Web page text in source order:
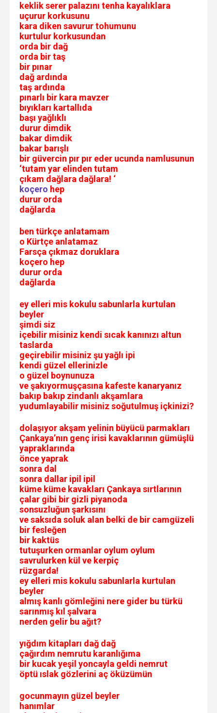
keklik serer palazını tenha kayalıklara
uçurur korkusunu
kara diken savurur tohumunu
kurtulur korkusundan
orda bir dağ
orda bir taş
bir pınar
dağ ardında
taş ardında
pınarlı bir kara mavzer
bıyıkları kartallıda
başı yağlıklı
durur dimdik
bakar dimdik
bakar barışlı
bir güvercin pır pır eder ucunda namlusunun
‘tutam yar elinden tutam
çıkam dağlara dağlara! ‘
koçero hep
durur orda
dağlarda
ben türkçe anlatamam
o Kürtçe anlatamaz
Farsça çıkmaz doruklara
koçero hep
durur orda
dağlarda
ey elleri mis kokulu sabunlarla kurtulan
beyler
şimdi siz
içebilir misiniz kendi sıcak kanınızı altun
taslarda
geçirebilir misiniz şu yağlı ipi
kendi güzel ellerinizle
o güzel boynunuza
ve şakıyormuşçasına kafeste kanaryanız
bakıp bakıp zindanlı akşamlara
yudumlayabilir misiniz soğutulmuş içkinizi?
dolaşıyor akşam yelinin büyücü parmakları
Çankaya’nın genç irisi kavaklarının gümüşlü
yapraklarında
önce yaprak
sonra dal
sonra dallar ipil ipil
küme küme kavakları Çankaya sırtlarının
çalar gibi bir gizli piyanoda
sonsuzluğun şarkısını
ve saksıda soluk alan belki de bir camgüzeli
bir fesleğen
bir kaktüs
tutuşurken ormanlar oylum oylum
savrulurken kül ve kerpiç
rüzgarda!
ey elleri mis kokulu sabunlarla kurtulan
beyler
almış kanlı gömleğini nere gider bu türkü
sarınmış kıl şalvara
nerden gelir bu ağıt?
yığdım kitapları dağ dağ
çağırdım nemrutu karanlığıma
bir kucak yeşil yoncayla geldi nemrut
öptü ıslak gözlerini aç öküzümün
gocunmayın güzel beyler
hanımlar